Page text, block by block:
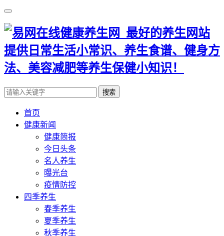
搜索
首页
健康新闻
健康简报
今日头条
名人养生
曝光台
疫情防控
四季养生
春季养生
夏季养生
秋季养生